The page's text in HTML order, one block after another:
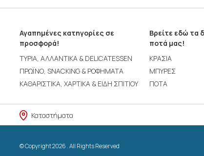
Αγαπημένες κατηγορίες σε
προσφορά!
ΤΥΡΙΑ, ΑΛΛΑΝΤΙΚΑ & DELICATESSEN
ΠΡΩΪΝΟ, SNACKING & ΡΟΦΗΜΑΤΑ
ΚΑΘΑΡΙΣΤΙΚΑ, ΧΑΡΤΙΚΑ & ΕΙΔΗ ΣΠΙΤΙΟΥ
Βρείτε εδώ τα
ποτά μας!
ΚΡΑΣΙΑ
ΜΠΥΡΕΣ
ΠΟΤΑ
Καταστήματα
© Copyright 2026 . All Rights Reserved